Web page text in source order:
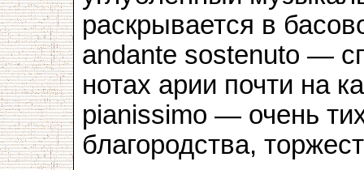
раскрывается в
andante sostenuto —
нотах арии почти на
pianissimo — очень
благородства,